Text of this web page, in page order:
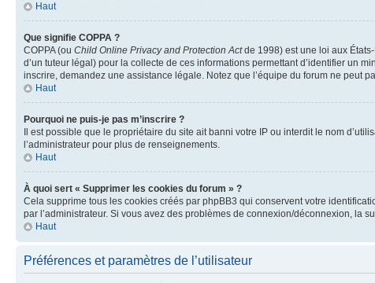
Haut
Que signifie COPPA ?
COPPA (ou Child Online Privacy and Protection Actde 1998) est une loi aux
d’un tuteur légal) pour la collecte de ces informations permettant d’identifier un
inscrire, demandez une assistance légale. Notez que l’équipe du forum ne peut
Haut
Pourquoi ne puis-je pas m’inscrire ?
Il est possible que le propriétaire du site ait banni votre IP ou interdit le nom
l’administrateur pour plus de renseignements.
Haut
À quoi sert « Supprimer les cookies du forum » ?
Cela supprime tous les cookies créés par phpBB3 qui conservent votre
par l’administrateur. Si vous avez des problèmes de connexion/déconnexion, la
Haut
Préférences et paramètres de l’utilisateur